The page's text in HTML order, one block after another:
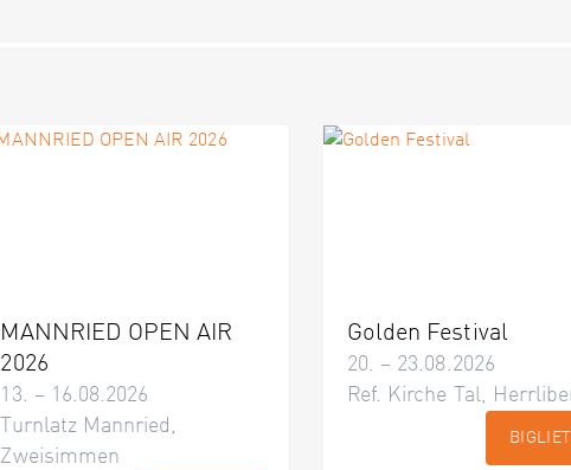
MANNRIED OPEN AIR
2026
13. – 16.08.2026
Turnlatz Mannried,
Zweisimmen
Golden Festival
20. – 23.08.2026
Ref. Kirche Tal,